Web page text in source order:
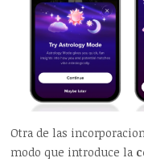
Otra de las
modo que introduce la